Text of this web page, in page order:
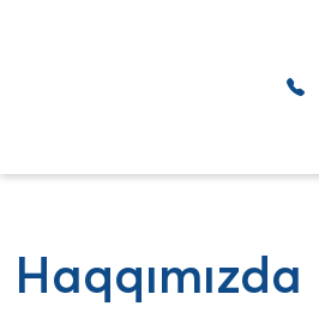
Haqqımızda